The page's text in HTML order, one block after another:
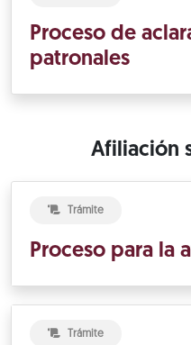
Proceso de
patronales
Afiliación
Trámite
Proceso para la
Trámite